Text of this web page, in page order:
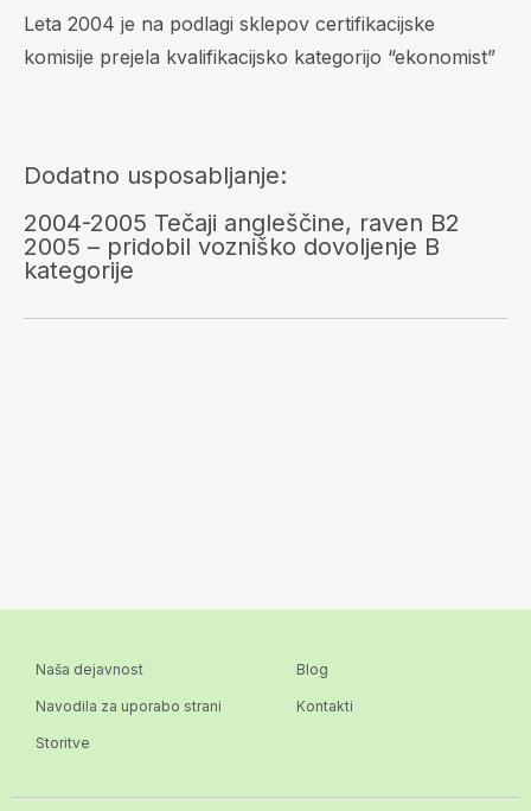
Leta 2004 je na podlagi sklepov certifikacijske
komisije prejela kvalifikacijsko kategorijo “ekonomist”
Dodatno usposabljanje:
2004-2005 Tečaji angleščine, raven B2
2005 – pridobil vozniško dovoljenje B
kategorije
Naša dejavnost
Navodila za uporabo strani
Storitve
Blog
Kontakti